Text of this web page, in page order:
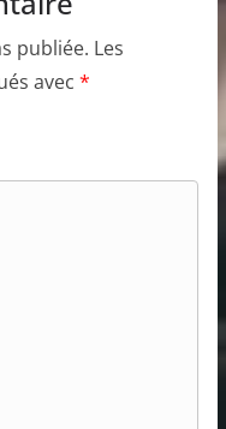
publiée. Les
avec *